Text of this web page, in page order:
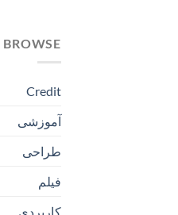
BROWSE
Credit
آموزشی
طراحی
فیلم
کاربردی